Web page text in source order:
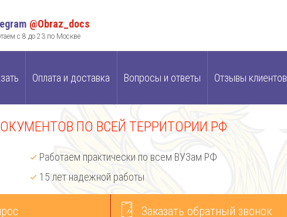
@Obraz_docs
с 8 до 23 по Москве
Оплата и доставка Вопросы и ответы Отзывы клиентов
ПО ВСЕЙ ТЕРРИТОРИИ РФ
Работаем практически по всем ВУЗам РФ
15 лет надежной работы
Заказать обратный звонок